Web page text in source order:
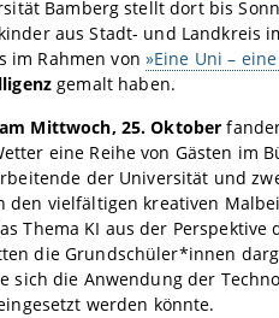
Bamberg stellt dort bis
aus Stadt- und Landkreis
im Rahmen von »Eine Uni –
gemalt haben.
Mittwoch, 25. Oktober
eine Reihe von Gästen im
der Universität und
den vielfältigen kreativen
Thema KI aus der Perspektive
die Grundschüler*innen
sich die Anwendung der
werden könnte.